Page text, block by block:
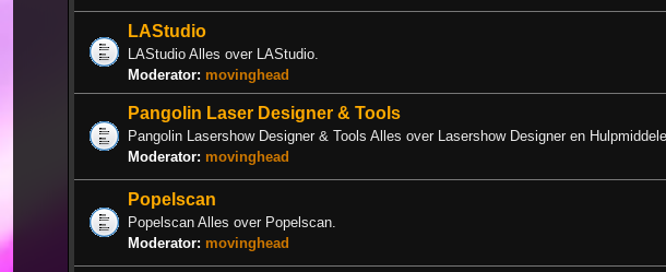
LAStudio
LAStudio Alles over LAStudio.
Moderator: movinghead
Pangolin Laser Designer & Tools
Pangolin Lasershow Designer & Tools Alles over Lasershow Designer en
Moderator: movinghead
Popelscan
Popelscan Alles over Popelscan.
Moderator: movinghead